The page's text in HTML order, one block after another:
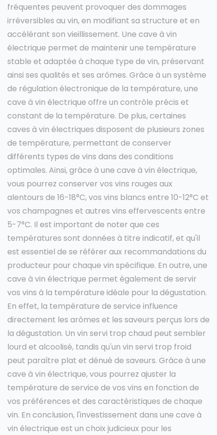
fréquentes peuvent provoquer des dommages
irréversibles au vin, en modifiant sa structure et en
accélérant son vieillissement. Une cave à vin
électrique permet de maintenir une température
stable et adaptée à chaque type de vin, préservant
ainsi ses qualités et ses arômes. Grâce à un système
de régulation électronique de la température, une
cave à vin électrique offre un contrôle précis et
constant de la température. De plus, certaines
caves à vin électriques disposent de plusieurs zones
de température, permettant de conserver
différents types de vins dans des conditions
optimales. Ainsi, grâce à une cave à vin électrique,
vous pourrez conserver vos vins rouges aux
alentours de 16-18°C, vos vins blancs entre 10-12°C et
vos champagnes et autres vins effervescents entre
5-7°C. Il est important de noter que ces
températures sont données à titre indicatif, et qu'il
est essentiel de se référer aux recommandations du
producteur pour chaque vin spécifique. En outre, une
cave à vin électrique permet également de servir
vos vins à la température idéale pour la dégustation.
En effet, la température de service influence
directement les arômes et les saveurs perçus lors de
la dégustation. Un vin servi trop chaud peut sembler
lourd et alcoolisé, tandis qu'un vin servi trop froid
peut paraître plat et dénué de saveurs. Grâce à une
cave à vin électrique, vous pourrez ajuster la
température de service de vos vins en fonction de
vos préférences et des caractéristiques de chaque
vin. En conclusion, l'investissement dans une cave à
vin électrique est un choix judicieux pour les